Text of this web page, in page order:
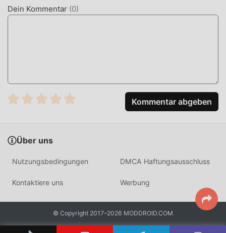
machen die Leute müde, aber jetzt hat das Aufkommen
von Mods diese Situation umgeschrieben. Hier müssen
JETZT DOWNLOADEN
Mod-Version 우당탕 친구들 55 im Moddroid-
Installationspaket direkt mit einem Klick herunterladen,
und es warten weitere kostenlose beliebte Mod-Spiele auf
Sie play, worauf warten Sie noch, laden Sie es jetzt
Dein Kommentar (0)
Kommentar abgeben
Über uns
Nutzungsbedingungen DMCA Haftungsausschluss
Kontaktiere uns Werbung
© Copyright 2017–2026 MODDROID.COM